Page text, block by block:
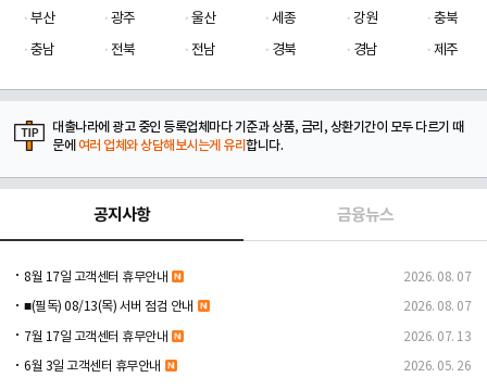
부산
광주 울산 세종 강원
충북
충남
전북 전남 경북 경남 제주
대출나라에 광고 중인 등록업체마다 기준과 상품, 금리, 상환기간이 모두 다르기 때
문에 여러 업체와 상담해보시는게 유리합니다.
공지사항 금융뉴스
8월 17일 고객센터 휴무안내 2026. 08. 07
■(필독) 08/13(목) 서버 점검 안내 2026. 08. 07
7월 17일 고객센터 휴무안내 2026. 07. 13
6월 3일 고객센터 휴무안내 2026. 05. 26